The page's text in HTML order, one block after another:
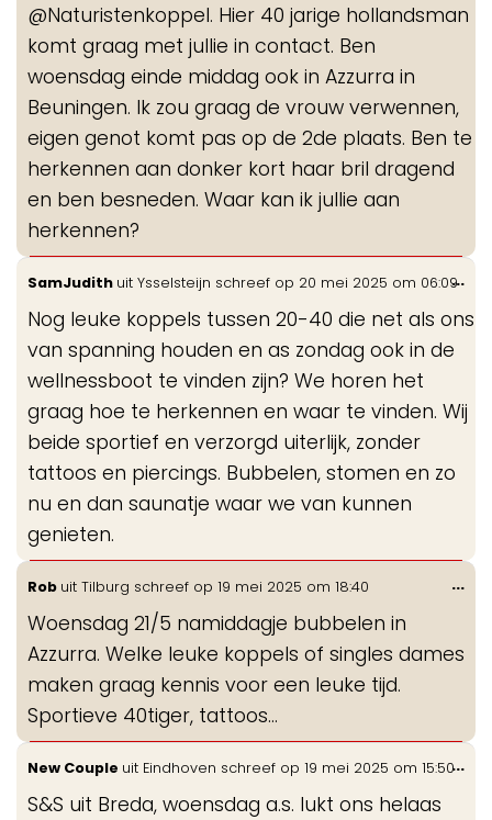
@Naturistenkoppel. Hier 40 jarige hollandsman
komt graag met jullie in contact. Ben
woensdag einde middag ook in Azzurra in
Beuningen. Ik zou graag de vrouw verwennen,
eigen genot komt pas op de 2de plaats. Ben te
herkennen aan donker kort haar bril dragend
en ben besneden. Waar kan ik jullie aan
herkennen?
SamJudith uit Ysselsteijn schreef op 20 mei 2025 om 06:09
Nog leuke koppels tussen 20-40 die net als ons
van spanning houden en as zondag ook in de
wellnessboot te vinden zijn? We horen het
graag hoe te herkennen en waar te vinden. Wij
beide sportief en verzorgd uiterlijk, zonder
tattoos en piercings. Bubbelen, stomen en zo
nu en dan saunatje waar we van kunnen
genieten.
...
Rob uit Tilburg schreef op 19 mei 2025 om 18:40
Woensdag 21/5 namiddagje bubbelen in
Azzurra. Welke leuke koppels of singles dames
maken graag kennis voor een leuke tijd.
Sportieve 40tiger, tattoos...
...
New Couple uit Eindhoven schreef op 19 mei 2025 om 15:50
S&S uit Breda, woensdag a.s. lukt ons helaas
...